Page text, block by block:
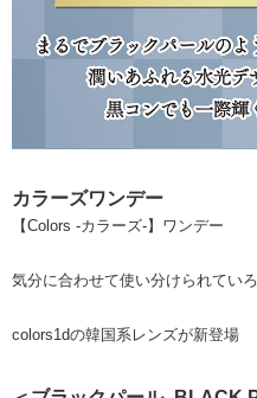
カラーズワンデー
【Colors -カラーズ-】ワンデー
気分に合わせて使い分けられてい
colors1dの韓国系レンズが新登場